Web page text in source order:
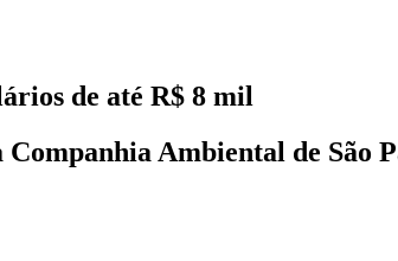
de até R$ 8 mil
Ambiental de São